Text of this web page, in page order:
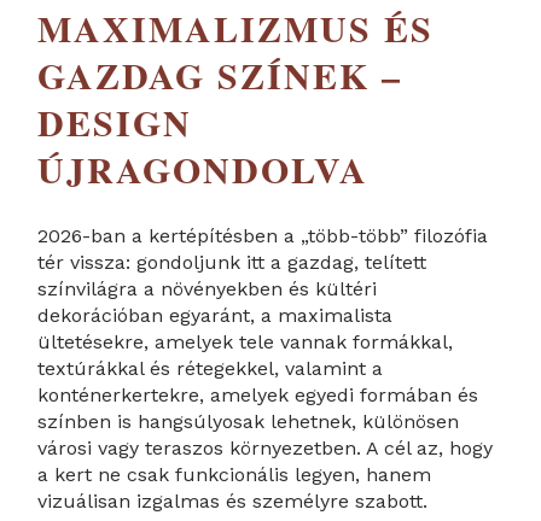
MAXIMALIZMUS ÉS
GAZDAG SZÍNEK –
DESIGN
ÚJRAGONDOLVA
2026-ban a kertépítésben a „több-több” filozófia
tér vissza: gondoljunk itt a gazdag, telített
színvilágra a növényekben és kültéri
dekorációban egyaránt, a maximalista
ültetésekre, amelyek tele vannak formákkal,
textúrákkal és rétegekkel, valamint a
konténerkertekre, amelyek egyedi formában és
színben is hangsúlyosak lehetnek, különösen
városi vagy teraszos környezetben. A cél az, hogy
a kert ne csak funkcionális legyen, hanem
vizuálisan izgalmas és személyre szabott.